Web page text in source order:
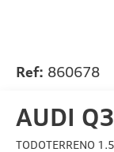
Ref: 860678
AUDI
TODOTERRENO